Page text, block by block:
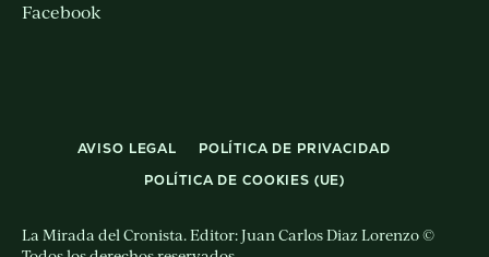
Facebook
AVISO LEGAL
POLÍTICA DE PRIVACIDAD
POLÍTICA DE COOKIES (UE)
La Mirada del Cronista. Editor: Juan Carlos Diaz Lorenzo ©